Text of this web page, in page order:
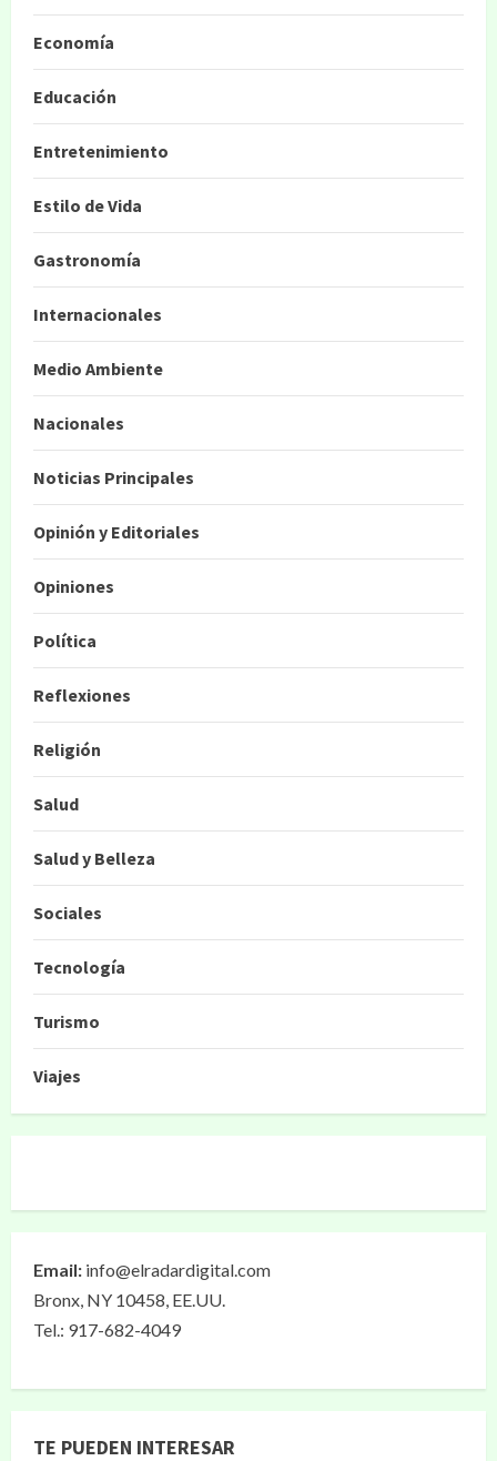
Economía
Educación
Entretenimiento
Estilo de Vida
Gastronomía
Internacionales
Medio Ambiente
Nacionales
Noticias Principales
Opinión y Editoriales
Opiniones
Política
Reflexiones
Religión
Salud
Salud y Belleza
Sociales
Tecnología
Turismo
Viajes
Email: info@elradardigital.com
Bronx, NY 10458, EE.UU.
Tel.: 917-682-4049
TE PUEDEN INTERESAR